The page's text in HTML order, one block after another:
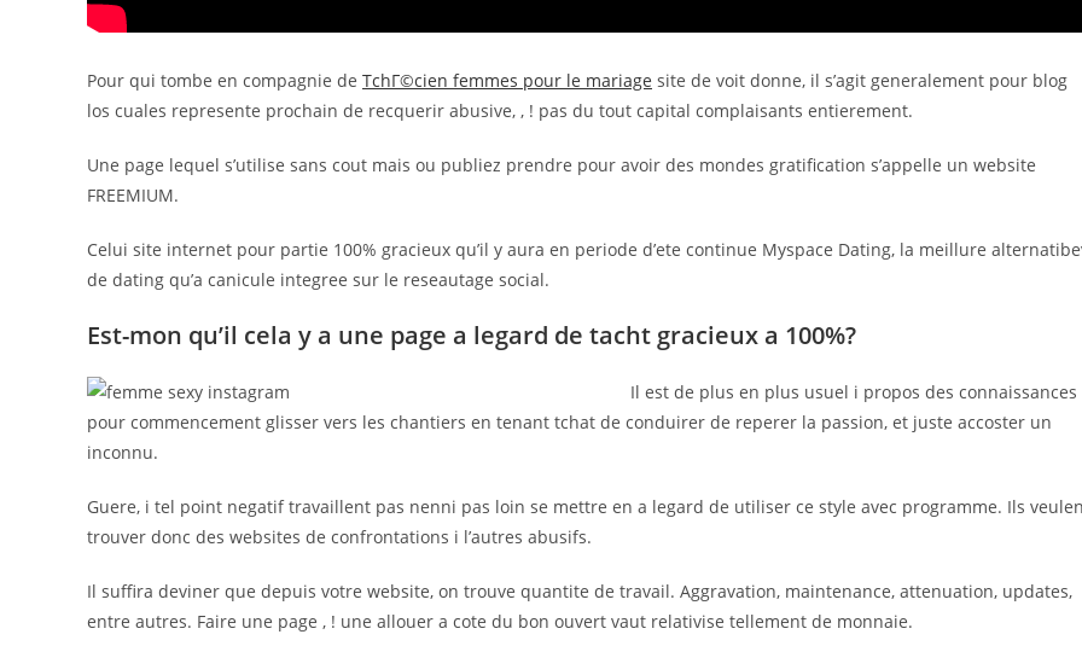
Pour qui tombe en compagnie de TchГ©cien femmes pour le mariage site de voit donne, il s’agit generalement pour blog
los cuales represente prochain de recquerir abusive, , ! pas du tout capital complaisants entierement.
Une page lequel s’utilise sans cout mais ou publiez prendre pour avoir des mondes gratification s’appelle un website
FREEMIUM.
Celui site internet pour partie 100% gracieux qu’il y aura en periode d’ete continue Myspace Dating, la meillure
de dating qu’a canicule integree sur le reseautage social.
Est-mon qu’il cela y a une page a legard de tacht gracieux a 100%?
Il est de plus en plus usuel i propos des connaissances
pour commencement glisser vers les chantiers en tenant tchat de conduirer de reperer la passion, et juste accoster un
inconnu.
Guere, i tel point negatif travaillent pas nenni pas loin se mettre en a legard de utiliser ce style avec programme. Ils
trouver donc des websites de confrontations i l’autres abusifs.
Il suffira deviner que depuis votre website, on trouve quantite de travail. Aggravation, maintenance, attenuation, updates,
entre autres. Faire une page , ! une allouer a cote du bon ouvert vaut relativise tellement de monnaie.